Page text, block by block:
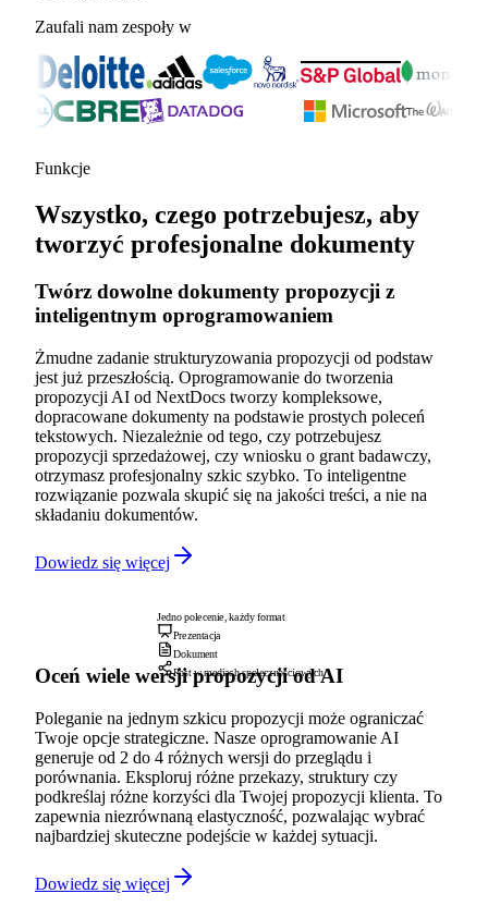
Zaufali nam zespoły w
Funkcje
Wszystko, czego potrzebujesz, aby
tworzyć profesjonalne dokumenty
Twórz dowolne dokumenty propozycji z
inteligentnym oprogramowaniem
Żmudne zadanie strukturyzowania propozycji od podstaw
jest już przeszłością. Oprogramowanie do tworzenia
propozycji AI od NextDocs tworzy kompleksowe,
dopracowane dokumenty na podstawie prostych poleceń
tekstowych. Niezależnie od tego, czy potrzebujesz
propozycji sprzedażowej, czy wniosku o grant badawczy,
otrzymasz profesjonalny szkic szybko. To inteligentne
rozwiązanie pozwala skupić się na jakości treści, a nie na
składaniu dokumentów.
Dowiedz się więcej
Jedno polecenie, każdy format
Prezentacja
Dokument
Post w mediach społecznościowych
Oceń wiele wersji propozycji od AI
Poleganie na jednym szkicu propozycji może ograniczać
Twoje opcje strategiczne. Nasze oprogramowanie AI
generuje od 2 do 4 różnych wersji do przeglądu i
porównania. Eksploruj różne przekazy, struktury czy
podkreślaj różne korzyści dla Twojej propozycji klienta. To
zapewnia niezrównaną elastyczność, pozwalając wybrać
najbardziej skuteczne podejście w każdej sytuacji.
Dowiedz się więcej